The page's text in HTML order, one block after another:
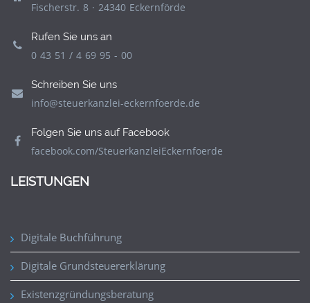
Fischerstr. 8 · 24340 Eckernförde
Rufen Sie uns an
0 43 51 / 4 69 95 - 00
Schreiben Sie uns
info@steuerkanzlei-eckernfoerde.de
Folgen Sie uns auf Facebook
facebook.com/SteuerkanzleiEckernfoerde
LEISTUNGEN
Digitale Buchführung
Digitale Grundsteuererklärung
Existenzgründungsberatung